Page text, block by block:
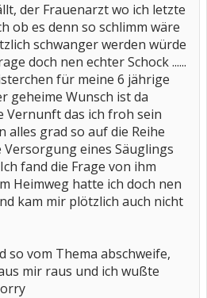
der Frauenarzt wo ich letzte
ob es denn so schlimm wäre
schwanger werden würde
doch nen echter Schock ......
für meine 6 jährige
geheime Wunsch ist da
Vernunft das ich froh sein
alles grad so auf die Reihe
eines Säuglings
fand die Frage von ihm
Heimweg hatte ich doch nen
kam mir plötzlich auch nicht
so vom Thema abschweife,
mir raus und ich wußte